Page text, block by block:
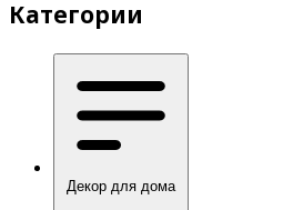
Категории
Декор для дома